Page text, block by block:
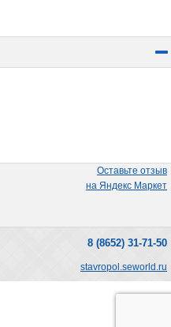
Оставьте отзыв
на Яндекс Маркет
8 (8652) 31-71-50
stavropol.seworld.ru